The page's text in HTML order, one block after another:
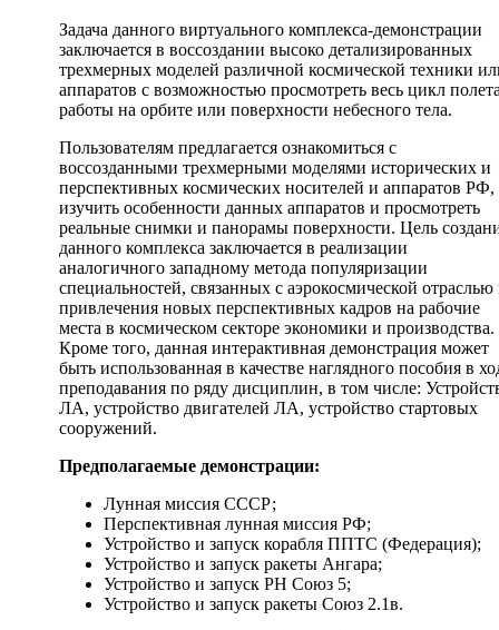
Задача данного виртуального комплекса-демонстрации
заключается в воссоздании высоко детализированных
трехмерных моделей различной космической техники
аппаратов с возможностью просмотреть весь цикл
работы на орбите или поверхности небесного тела.
Пользователям предлагается ознакомиться с
воссозданными трехмерными моделями исторических и
перспективных космических носителей и аппаратов РФ,
изучить особенности данных аппаратов и просмотреть
реальные снимки и панорамы поверхности. Цель
данного комплекса заключается в реализации
аналогичного западному метода популяризации
специальностей, связанных с аэрокосмической отраслью
привлечения новых перспективных кадров на рабочие
места в космическом секторе экономики и производства.
Кроме того, данная интерактивная демонстрация может
быть использованная в качестве наглядного пособия в
преподавания по ряду дисциплин, в том числе:
ЛА, устройство двигателей ЛА, устройство стартовых
сооружений.
Предполагаемые демонстрации:
Лунная миссия СССР;
Перспективная лунная миссия РФ;
Устройство и запуск корабля ППТС (Федерация);
Устройство и запуск ракеты Ангара;
Устройство и запуск РН Союз 5;
Устройство и запуск ракеты Союз 2.1в.